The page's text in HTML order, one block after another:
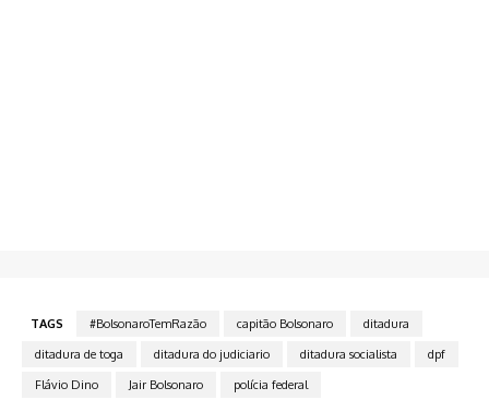
TAGS #BolsonaroTemRazão capitão Bolsonaro
ditadura
ditadura de toga
ditadura do judiciario ditadura socialista
dpf
Flávio Dino
Jair Bolsonaro polícia federal